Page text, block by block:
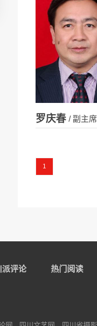
罗庆春 / 副主席
1
派评论 热门阅读